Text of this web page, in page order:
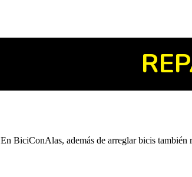
En BiciConAlas, además de arreglar bicis también